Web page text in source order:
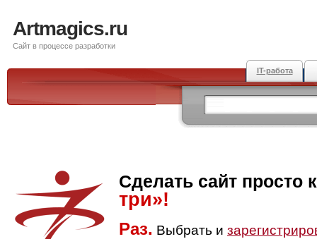
Artmagics.ru
Сайт в процессе разработки
IT-работа
Сделать сайт просто
три»!
Раз. Выбрать и